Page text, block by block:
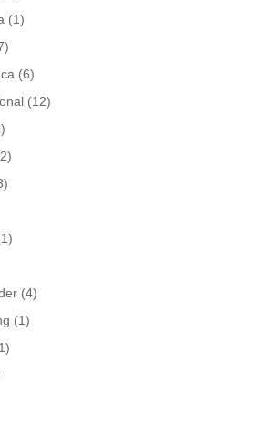
(1)
(6)
(12)
(4)
(1)